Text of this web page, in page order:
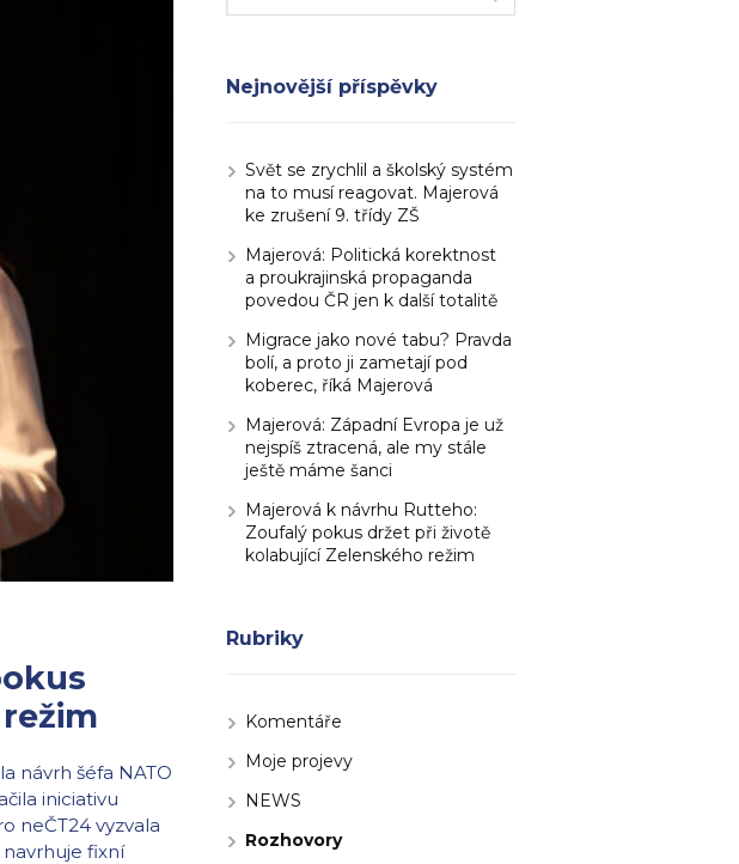
návrh šéfa NATO
iniciativu
neČT24 vyzvala
fixní
Nejnovější příspěvky
Svět se zrychlil a školský systém
na to musí reagovat. Majerová
ke zrušení 9. třídy ZŠ
Majerová: Politická korektnost
a proukrajinská propaganda
povedou ČR jen k další totalitě
Migrace jako nové tabu? Pravda
bolí, a proto ji zametají pod
koberec, říká Majerová
Majerová: Západní Evropa je už
nejspíš ztracená, ale my stále
ještě máme šanci
Majerová k návrhu Rutteho:
Zoufalý pokus držet při životě
kolabující Zelenského režim
Rubriky
Komentáře
Moje projevy
NEWS
Rozhovory